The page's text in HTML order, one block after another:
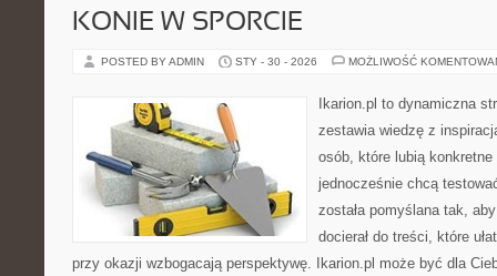
KONIE W SPORCIE
POSTED BY ADMIN STY - 30 - 2026 MOŻLIWOŚĆ
Ikarion.pl to dynamiczna
zestawia wiedzę z
osób, które lubią
jednocześnie chcą
została pomyślana tak,
docierał do treści, które
przy okazji wzbogacają perspektywę. Ikarion.pl może być dla